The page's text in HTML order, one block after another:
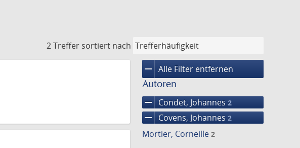
2 Treffer sortiert nach
remove Alle Filter entfernen
Autoren
remove Condet, Johannes 2
remove Covens, Johannes 2
Mortier, Corneille 2